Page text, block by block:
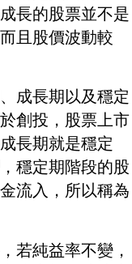
長的股票並不是
且股價波動較
成長期以及穩定
創投，股票上市
長期就是穩定
穩定期階段的股
流入，所以稱為
若純益率不變，